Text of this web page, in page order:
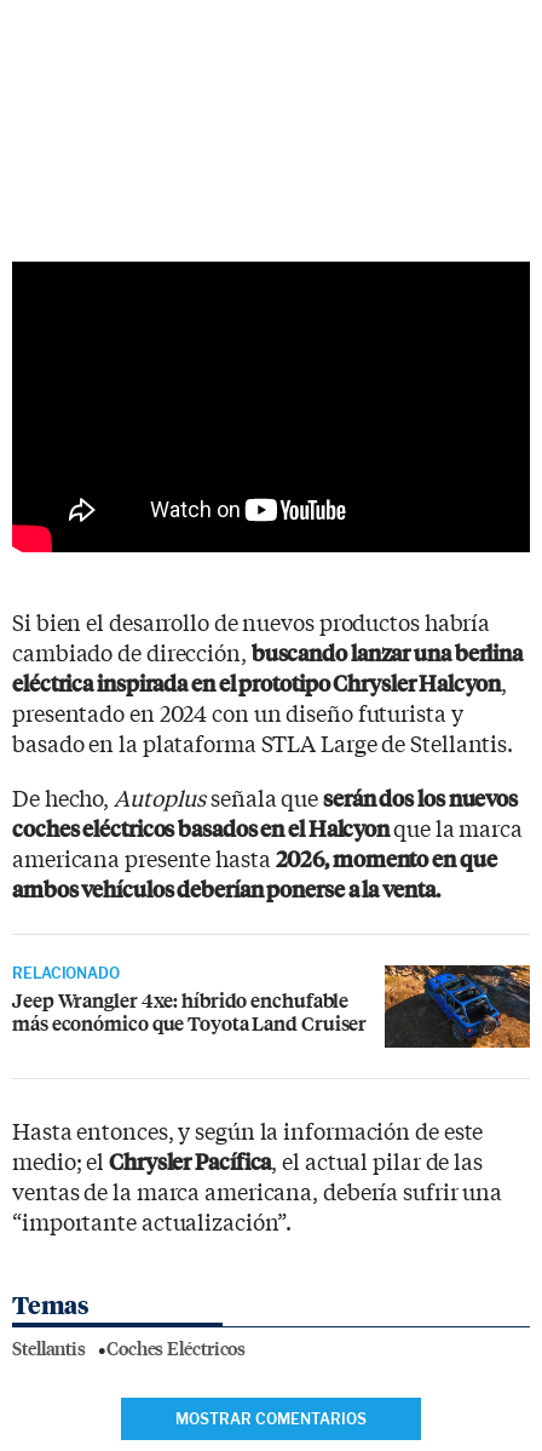
Si bien el desarrollo de nuevos productos habría
cambiado de dirección, buscando lanzar una berlina
eléctrica inspirada en el prototipo Chrysler Halcyon,
presentado en 2024 con un diseño futurista y
basado en la plataforma STLA Large de Stellantis.
De hecho,Autoplusseñala queserán dos los nuevos
coches eléctricos basados en el Halcyonque la marca
americana presente hasta2026, momento en que
ambos vehículos deberían ponerse a la venta.
RELACIONADO
Jeep Wrangler 4xe: híbrido enchufable
más económico que Toyota Land Cruiser
Hasta entonces, y según la información de este
medio; elChrysler Pacífica, el actual pilar de las
ventas de la marca americana, debería sufrir una
“importante actualización”.
Temas
Stellantis Coches Eléctricos
MOSTRAR COMENTARIOS